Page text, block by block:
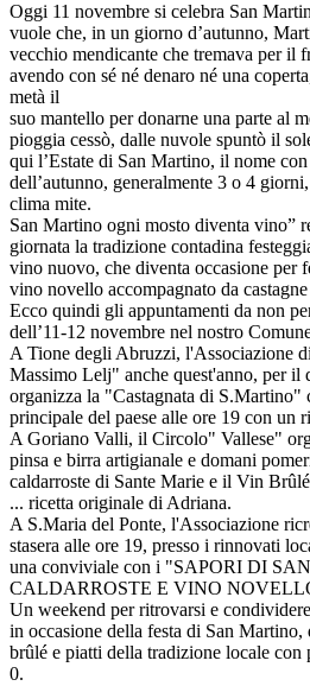
Oggi 11 novembre si celebra San
vuole che, in un giorno d’autunno,
vecchio mendicante che tremava per il
avendo con sé né denaro né una
metà il
suo mantello per donarne una parte al
pioggia cessò, dalle nuvole spuntò il
qui l’Estate di San Martino, il nome
dell’autunno, generalmente 3 o 4
clima mite.
San Martino ogni mosto diventa vino”
giornata la tradizione contadina
vino nuovo, che diventa occasione per
vino novello accompagnato da
Ecco quindi gli appuntamenti da non
dell’11-12 novembre nel nostro
A Tione degli Abruzzi, l'Associazione
Massimo Lelj" anche quest'anno, per il
organizza la "Castagnata di S.Martino"
principale del paese alle ore 19 con un
A Goriano Valli, il Circolo" Vallese"
pinsa e birra artigianale e domani
caldarroste di Sante Marie e il Vin
... ricetta originale di Adriana.
A S.Maria del Ponte, l'Associazione
stasera alle ore 19, presso i rinnovati
una conviviale con i "SAPORI DI
CALDARROSTE E VINO
Un weekend per ritrovarsi e
in occasione della festa di San Martino,
brûlé e piatti della tradizione locale
0.